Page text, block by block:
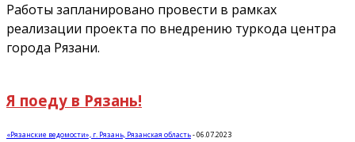
Работы запланировано провести в рамках
реализации проекта по внедрению туркода центра
города Рязани.
Я поеду в Рязань!
«Рязанские ведомости», г. Рязань, Рязанская область-06.07.2023